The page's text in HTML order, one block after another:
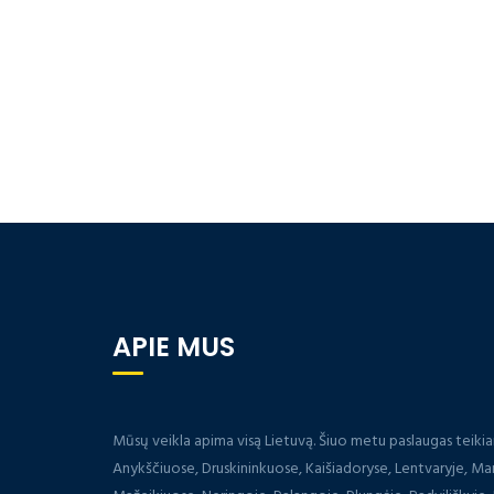
APIE MUS
Mūsų veikla apima visą Lietuvą. Šiuo metu paslaugas
Anykščiuose, Druskininkuose, Kaišiadoryse, Lentvaryje,